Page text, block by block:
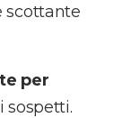
scottante
per
sospetti.